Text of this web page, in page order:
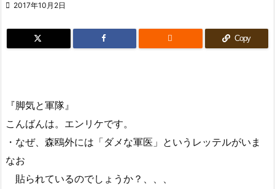
 2017年10月2日
 Copy
『脚気と軍隊』
こんばんは。エンリケです。
・なぜ、森鴎外には「ダメな軍医」というレッテルがいま
なお
貼られているのでしょうか？、、、